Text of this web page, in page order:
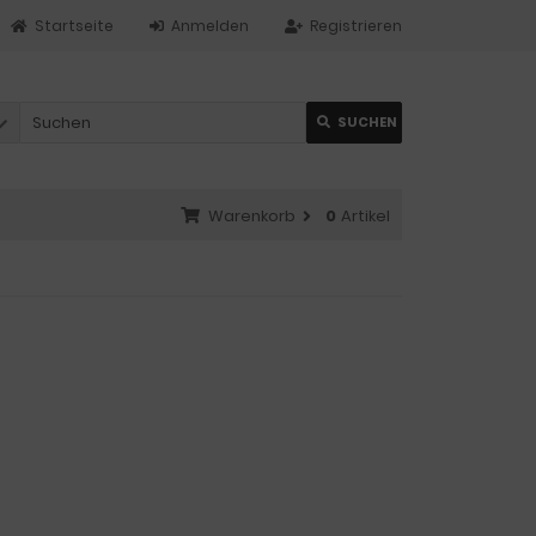
Registrieren
Anmelden
Startseite
SUCHEN
Warenkorb 0 Artikel